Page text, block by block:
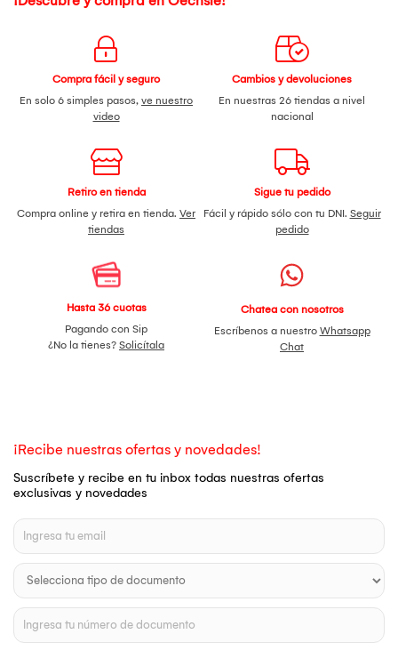
Compra fácil y seguro
En solo 6 simples pasos, ve nuestro
video
Cambios y devoluciones
En nuestras 26 tiendas a nivel
nacional
Retiro en tienda
Compra online y retira en tienda. Ver
tiendas
Sigue tu pedido
Fácil y rápido sólo con tu DNI. Seguir
pedido
Hasta 36 cuotas
Pagando con Sip
¿No la tienes? Solicítala
Chatea con nosotros
Escríbenos a nuestro Whatsapp
Chat
¡Recibe nuestras ofertas y novedades!
Suscríbete y recibe en tu inbox todas nuestras ofertas
exclusivas y novedades